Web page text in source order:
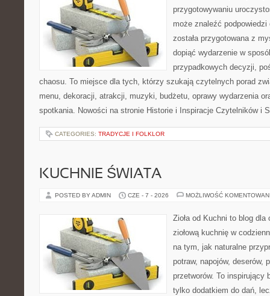
przygotowywaniu
może znaleźć
została przygotowana z
dopiąć wydarzenie w
przypadkowych decyzji,
chaosu. To miejsce dla tych, którzy szukają czytelnych porad
menu, dekoracji, atrakcji, muzyki, budżetu, oprawy wydarzenia
spotkania. Nowości na stronie Historie i Inspiracje Czytelników i
CATEGORIES: TRADYCJE I FOLKLOR
KUCHNIE ŚWIATA
POSTED BY ADMIN CZE - 7 - 2026 MOŻLIWOŚĆ
Zioła od Kuchni to blog dla
ziołową kuchnię w
na tym, jak naturalne
potraw, napojów, deserów,
przetworów. To inspirujący
tylko dodatkiem do dań,